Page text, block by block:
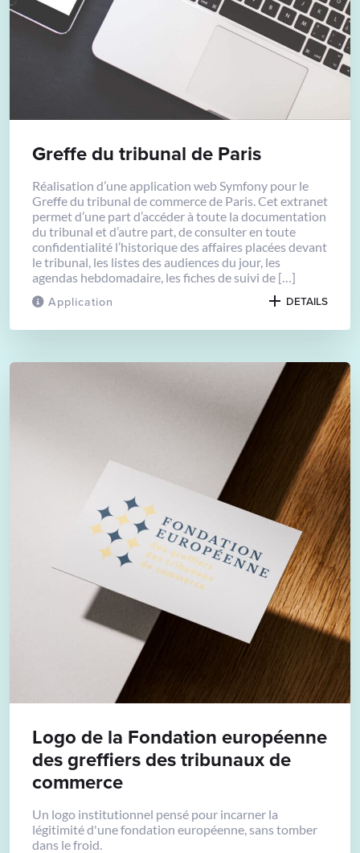
Application
Greffe du tribunal de Paris
Réalisation d’une application web Symfony pour le
Greffe du tribunal de commerce de Paris. Cet extranet
permet d’une part d’accéder à toute la documentation
du tribunal et d’autre part, de consulter en toute
confidentialité l’historique des affaires placées devant
le tribunal, les listes des audiences du jour, les
agendas hebdomadaire, les fiches de suivi de […]
DETAILS
Logo de la Fondation européenne
des greffiers des tribunaux de
commerce
Un logo institutionnel pensé pour incarner la
légitimité d'une fondation européenne, sans tomber
dans le froid.